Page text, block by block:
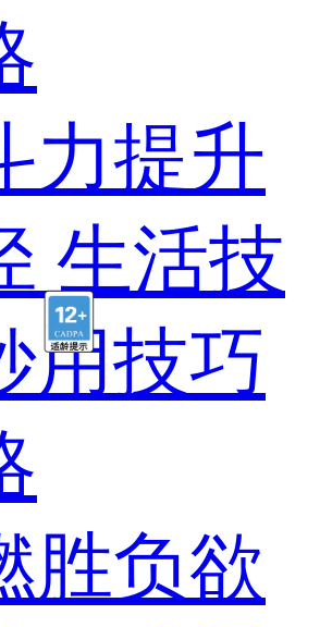
力提升
生活技
用技巧
胜负欲